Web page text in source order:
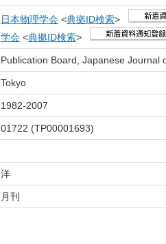
日本物理学会 <典拠ID検索>
学会 <典拠ID検索>
Publication Board, Japanese Journal
Tokyo
1982-2007
01722 (TP00001693)
洋
月刊